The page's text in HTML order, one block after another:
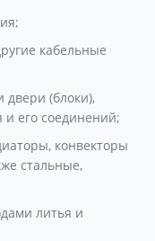
кабельные
двери (блоки),
его соединений;
конвекторы
стальные,
литья и